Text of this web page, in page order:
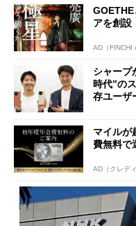
アを創設
AD（FINCHI
シャープ
時代”の
存ユーザ
マイルが
費無料で
AD（クレデ